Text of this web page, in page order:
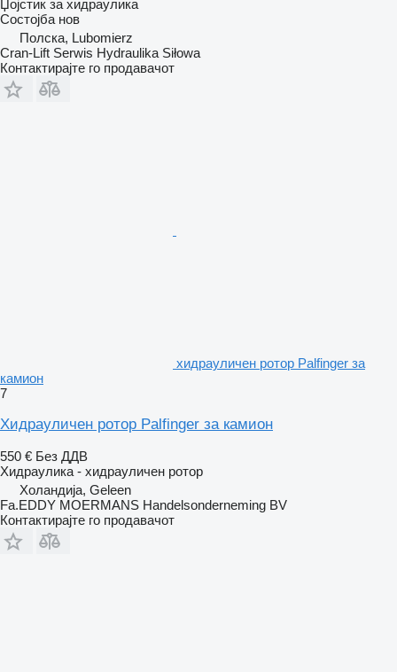
Џојстик за хидраулика
Состојба нов
Полска, Lubomierz
Cran-Lift Serwis Hydraulika Siłowa
Контактирајте го продавачот
хидрауличен ротор Palfinger за
камион
7
Хидрауличен ротор Palfinger за камион
550 € Без ДДВ
Хидраулика - хидрауличен ротор
Холандија, Geleen
Fa.EDDY MOERMANS Handelsonderneming BV
Контактирајте го продавачот